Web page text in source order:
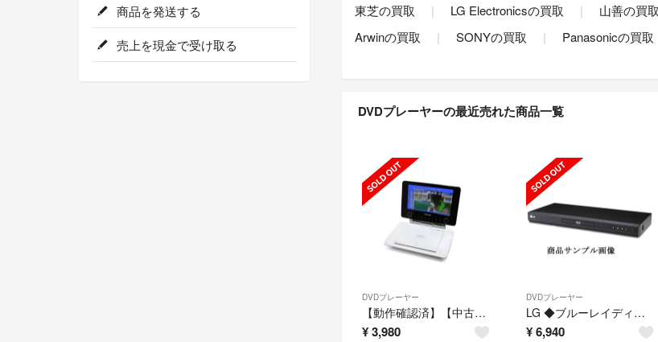
東芝の買取 LG Electronicsの買取 山善の買取
Arwinの買取
SONYの買取 Panasonicの買取
DVDプレーヤーの最近売れた商品一覧
DVDプレーヤー
【動作確認済】【中古】訳あり 東芝 9V型 ポータブルDVDプレーヤー レグザ SD-P96DT ホワイト系
¥3,980
DVDプレーヤー
LG ◆ブルーレイディスク/DVDプレーヤー 2011年製 BD660(BJPNLLK) 家電【未使用】 [0220565439]
¥6,940
商品を発送する
売上を現金で受け取る